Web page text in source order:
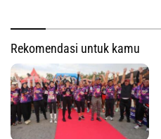
Rekomendasi untuk kamu